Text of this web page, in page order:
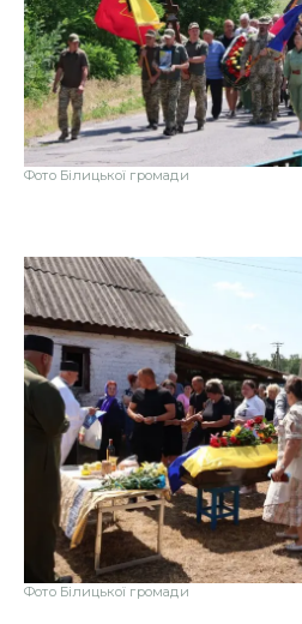
Фото Білицької громади
Фото Білицької громади